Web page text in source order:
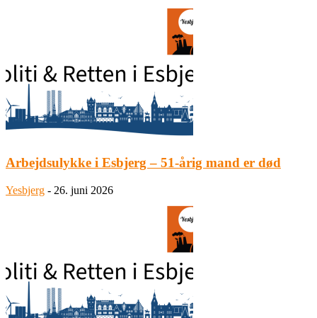
Arbejdsulykke i Esbjerg – 51-årig mand er død
Yesbjerg - 26. juni 2026